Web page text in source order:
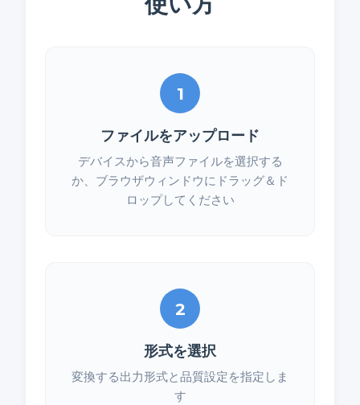
1
ファイルをアップロード
デバイスから音声ファイルを選択する
か、ブラウザウィンドウにドラッグ＆ド
ロップしてください
2
形式を選択
変換する出力形式と品質設定を指定しま
す